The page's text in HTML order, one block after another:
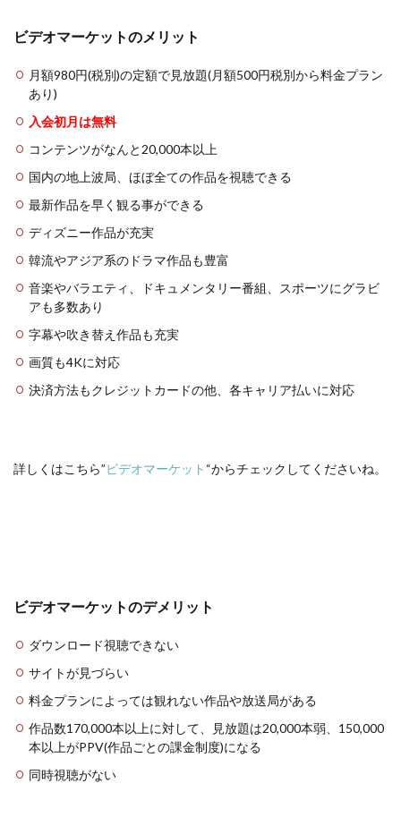
ビデオマーケットのメリット
月額980円(税別)の定額で見放題(月額500円税別から料金プラン
あり)
入会初月は無料
コンテンツがなんと20,000本以上
国内の地上波局、ほぼ全ての作品を視聴できる
最新作品を早く観る事ができる
ディズニー作品が充実
韓流やアジア系のドラマ作品も豊富
音楽やバラエティ、ドキュメンタリー番組、スポーツにグラビ
アも多数あり
字幕や吹き替え作品も充実
画質も4Kに対応
決済方法もクレジットカードの他、各キャリア払いに対応
詳しくはこちら”ビデオマーケット “からチェックしてくださいね。
ビデオマーケットのデメリット
ダウンロード視聴できない
サイトが見づらい
料金プランによっては観れない作品や放送局がある
作品数170,000本以上に対して、見放題は20,000本弱、150,000
本以上がPPV(作品ごとの課金制度)になる
同時視聴がない